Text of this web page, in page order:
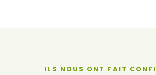
ILS NOUS ONT FAIT